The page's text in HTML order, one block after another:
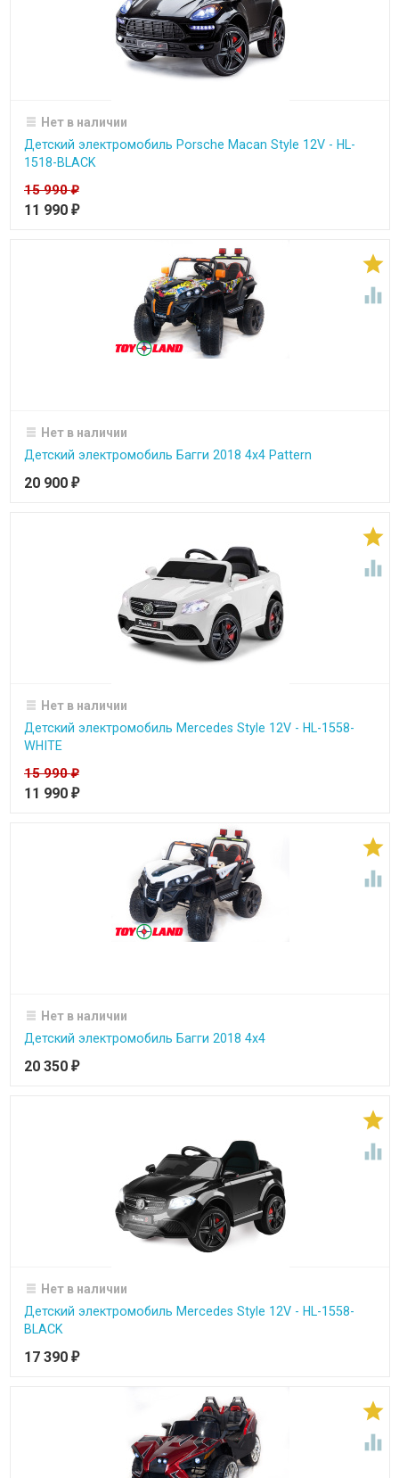
Нет в наличии
Детский электромобиль Porsche Macan Style 12V - HL-
1518-BLACK
15 990₽
11 990 ₽


Нет в наличии
Детский электромобиль Багги 2018 4х4 Pattern
20 900 ₽


Нет в наличии
Детский электромобиль Mercedes Style 12V - HL-1558-
WHITE
15 990₽
11 990 ₽


Нет в наличии
Детский электромобиль Багги 2018 4х4
20 350 ₽


Нет в наличии
Детский электромобиль Mercedes Style 12V - HL-1558-
BLACK
17 390 ₽

